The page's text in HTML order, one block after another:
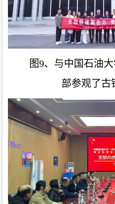
图9、与中国石油
部参观了古